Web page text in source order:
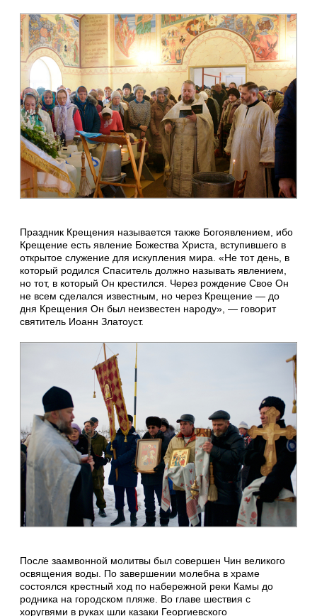
Праздник Крещения называется также Богоявлением, ибо
Крещение есть явление Божества Христа, вступившего в
открытое служение для искупления мира. «Не тот день, в
который родился Спаситель должно называть явлением,
но тот, в который Он крестился. Через рождение Свое Он
не всем сделался известным, но через Крещение — до
дня Крещения Он был неизвестен народу», — говорит
святитель Иоанн Златоуст.
После заамвонной молитвы был совершен Чин великого
освящения воды. По завершении молебна в храме
состоялся крестный ход по набережной реки Камы до
родника на городском пляже. Во главе шествия с
хоругвями в руках шли казаки Георгиевского